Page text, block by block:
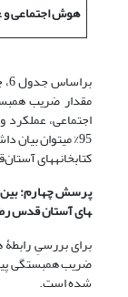
هوش اجتماعی و
مقدار ضریب
اجتماعی، عملکرد
95% می­توان
کتابخانه­های
های آستان ‌‌قدس
برای بررسیِ
شده است.